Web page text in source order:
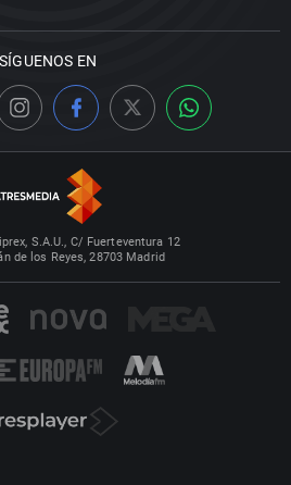
SÍGUENOS EN
S.A.U., C/ Fuerteventura 12
de los Reyes, 28703 Madrid